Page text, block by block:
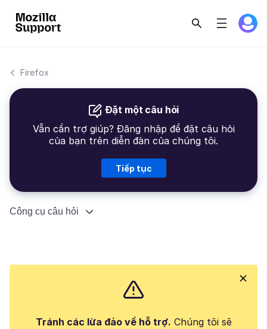
Firefox
Đặt một câu hỏi
Vẫn cần trợ giúp? Đăng nhập để đặt câu hỏi
của bạn trên diễn đàn của chúng tôi.
Tiếp tục
Công cụ câu hỏi
Tránh các lừa đảo về hỗ trợ. Chúng tôi sẽ